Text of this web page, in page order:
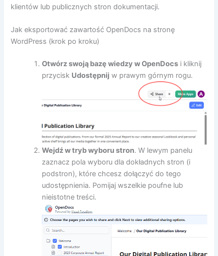
klientów lub publicznych stron dokumentacji.
Jak eksportować zawartość OpenDocs na stronę
WordPress (krok po kroku)
Otwórz swoją bazę wiedzy w OpenDocs i kliknij
przycisk Udostępnij w prawym górnym rogu.
Wejdź w tryb wyboru stron. W lewym panelu
zaznacz pola wyboru dla dokładnych stron (i
podstron), które chcesz dołączyć do tego
udostępnienia. Pomijaj wszelkie poufne lub
nieistotne treści.